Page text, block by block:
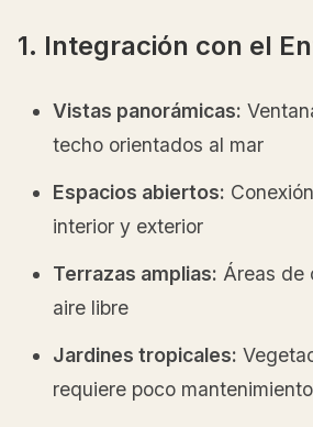
1. Integración con el
Vistas panorámicas:
techo orientados al mar
Espacios abiertos:
interior y exterior
Terrazas amplias: Áreas de
aire libre
Jardines tropicales:
requiere poco mantenimiento